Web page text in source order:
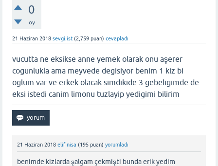
0
oy
21 Haziran 2018 sevgi.ist (2,759 puan) cevapladı
vucutta ne eksikse anne yemek olarak onu aşerer
cogunlukla ama meyvede degisiyor benim 1 kiz bi
oglum var ve erkek olacak simdikide 3 gebeligimde de
eksi istedi canim limonu tuzlayip yedigimi bilirim
21 Haziran 2018 elif nisa (195 puan) yorumladı
benimde kizlarda şalgam çekmişti bunda erik yedim